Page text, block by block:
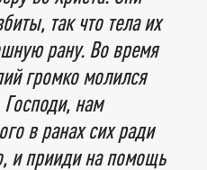
так что тела их
рану. Во время
громко молился
нам
в ранах сих ради
и прииди на помощь